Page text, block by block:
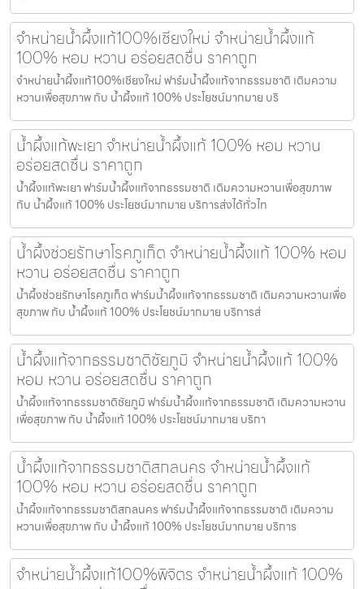
จำหน่ายน้ำผึ้งแท้100%เชียงใหม่ จำหน่ายน้ำผึ้งแท้
100% หอม หวาน อร่อยสดชื่น ราคาถูก
จำหน่ายน้ำผึ้งแท้100%เชียงใหม่ ฟาร์มน้ำผึ้งแท้จากธรรมชาติ เติมความ
หวานเพื่อสุขภาพ กับ น้ำผึ้งแท้ 100% ประโยชน์มากมาย บริ
น้ำผึ้งแท้พะเยา จำหน่ายน้ำผึ้งแท้ 100% หอม หวาน
อร่อยสดชื่น ราคาถูก
น้ำผึ้งแท้พะเยา ฟาร์มน้ำผึ้งแท้จากธรรมชาติ เติมความหวานเพื่อสุขภาพ
กับ น้ำผึ้งแท้ 100% ประโยชน์มากมาย บริการส่งได้ทั่วไท
น้ำผึ้งช่วยรักษาโรคภูเก็ต จำหน่ายน้ำผึ้งแท้ 100% หอม
หวาน อร่อยสดชื่น ราคาถูก
น้ำผึ้งช่วยรักษาโรคภูเก็ต ฟาร์มน้ำผึ้งแท้จากธรรมชาติ เติมความหวานเพื่อ
สุขภาพ กับ น้ำผึ้งแท้ 100% ประโยชน์มากมาย บริการส่
น้ำผึ้งแท้จากธรรมชาติชัยภูมิ จำหน่ายน้ำผึ้งแท้ 100%
หอม หวาน อร่อยสดชื่น ราคาถูก
น้ำผึ้งแท้จากธรรมชาติชัยภูมิ ฟาร์มน้ำผึ้งแท้จากธรรมชาติ เติมความหวาน
เพื่อสุขภาพ กับ น้ำผึ้งแท้ 100% ประโยชน์มากมาย บริกา
น้ำผึ้งแท้จากธรรมชาติสกลนคร จำหน่ายน้ำผึ้งแท้
100% หอม หวาน อร่อยสดชื่น ราคาถูก
น้ำผึ้งแท้จากธรรมชาติสกลนคร ฟาร์มน้ำผึ้งแท้จากธรรมชาติ เติมความ
หวานเพื่อสุขภาพ กับ น้ำผึ้งแท้ 100% ประโยชน์มากมาย บริการ
จำหน่ายน้ำผึ้งแท้100%พิจิตร จำหน่ายน้ำผึ้งแท้ 100%